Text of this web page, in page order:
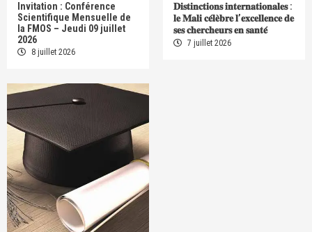
Invitation : Conférence
Scientifique Mensuelle de
la FMOS – Jeudi 09 juillet
2026
8 juillet 2026
𝐃𝐢𝐬𝐭𝐢𝐧𝐜𝐭𝐢𝐨𝐧𝐬 𝐢𝐧𝐭𝐞𝐫𝐧𝐚𝐭𝐢𝐨𝐧𝐚𝐥𝐞𝐬 :
𝐥𝐞 𝐌𝐚𝐥𝐢 𝐜𝐞́𝐥𝐞̀𝐛𝐫𝐞 𝐥’𝐞𝐱𝐜𝐞𝐥𝐥𝐞𝐧𝐜𝐞 𝐝𝐞
𝐬𝐞𝐬 𝐜𝐡𝐞𝐫𝐜𝐡𝐞𝐮𝐫𝐬 𝐞𝐧 𝐬𝐚𝐧𝐭𝐞́
7 juillet 2026